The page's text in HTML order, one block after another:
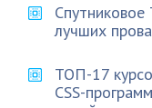
лучших
ТОП-17
CSS-